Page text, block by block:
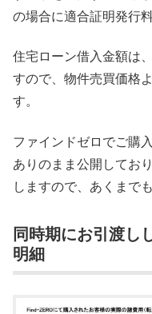
の場合に適合証明発行
住宅ローン借入金額は
すので、物件売買価格
す。
ファインドゼロでご購
ありのまま公開してお
しますので、あくまで
同時期にお引渡し
明細